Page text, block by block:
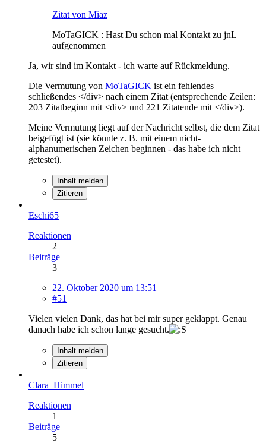
Zitat von Miaz
MoTaGICK : Hast Du schon mal Kontakt zu jnL
aufgenommen
Ja, wir sind im Kontakt - ich warte auf Rückmeldung.
Die Vermutung von MoTaGICK ist ein fehlendes
schließendes </div> nach einem Zitat (entsprechende Zeilen:
203 Zitatbeginn mit <div> und 221 Zitatende mit </div>).
Meine Vermutung liegt auf der Nachricht selbst, die dem Zitat
beigefügt ist (sie könnte z. B. mit einem nicht-
alphanumerischen Zeichen beginnen - das habe ich nicht
getestet).
Inhalt melden
Zitieren
Eschi65
Reaktionen
2
Beiträge
3
22. Oktober 2020 um 13:51
#51
Vielen vielen Dank, das hat bei mir super geklappt. Genau
danach habe ich schon lange gesucht.
Inhalt melden
Zitieren
Clara_Himmel
Reaktionen
1
Beiträge
5